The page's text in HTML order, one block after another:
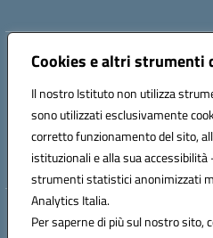
Cookies e altri strumenti
Il nostro Istituto non utilizza
sono utilizzati esclusivamente
corretto funzionamento del sito,
istituzionali e alla sua
strumenti statistici anonimizzati
Analytics Italia.
Per saperne di più sul nostro sito,
Indirizzo:Via Carducci Settimo San
Posta elettronica certificata (PEC):
Codice fiscale: 92105840927
Codice meccanografico: CAIC84700T
Hosting & Powered